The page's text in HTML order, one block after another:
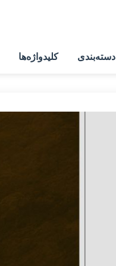
دسته‌بندی کلیدواژه‌ها